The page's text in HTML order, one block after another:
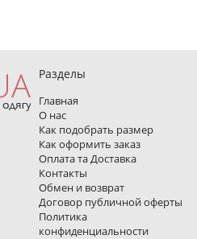
Разделы
Главная
О нас
Как подобрать размер
Как оформить заказ
Оплата та Доставка
Контакты
Обмен и возврат
Договор публичной оферты
Политика
конфиденциальности